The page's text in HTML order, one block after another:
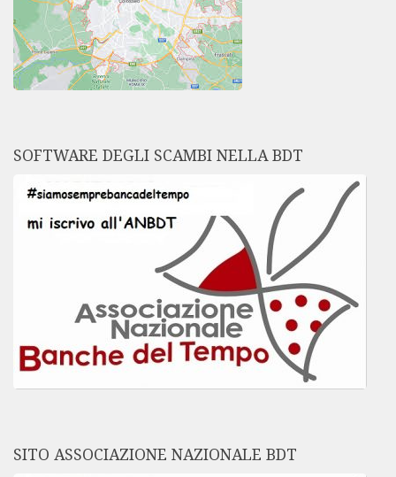
SOFTWARE DEGLI SCAMBI NELLA BDT
SITO ASSOCIAZIONE NAZIONALE BDT